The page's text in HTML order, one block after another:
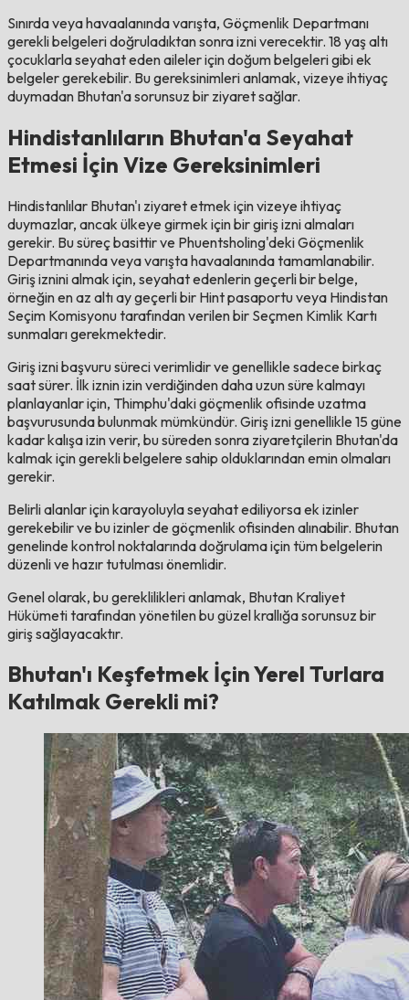
Sınırda veya havaalanında varışta, Göçmenlik Departmanı
gerekli belgeleri doğruladıktan sonra izni verecektir. 18 yaş altı
çocuklarla seyahat eden aileler için doğum belgeleri gibi ek
belgeler gerekebilir. Bu gereksinimleri anlamak, vizeye ihtiyaç
duymadan Bhutan'a sorunsuz bir ziyaret sağlar.
Hindistanlıların Bhutan'a Seyahat
Etmesi İçin Vize Gereksinimleri
Hindistanlılar Bhutan'ı ziyaret etmek için vizeye ihtiyaç
duymazlar, ancak ülkeye girmek için bir giriş izni almaları
gerekir. Bu süreç basittir ve Phuentsholing'deki Göçmenlik
Departmanında veya varışta havaalanında tamamlanabilir.
Giriş iznini almak için, seyahat edenlerin geçerli bir belge,
örneğin en az altı ay geçerli bir Hint pasaportu veya Hindistan
Seçim Komisyonu tarafından verilen bir Seçmen Kimlik Kartı
sunmaları gerekmektedir.
Giriş izni başvuru süreci verimlidir ve genellikle sadece birkaç
saat sürer. İlk iznin izin verdiğinden daha uzun süre kalmayı
planlayanlar için, Thimphu'daki göçmenlik ofisinde uzatma
başvurusunda bulunmak mümkündür. Giriş izni genellikle 15 güne
kadar kalışa izin verir, bu süreden sonra ziyaretçilerin Bhutan'da
kalmak için gerekli belgelere sahip olduklarından emin olmaları
gerekir.
Belirli alanlar için karayoluyla seyahat ediliyorsa ek izinler
gerekebilir ve bu izinler de göçmenlik ofisinden alınabilir. Bhutan
genelinde kontrol noktalarında doğrulama için tüm belgelerin
düzenli ve hazır tutulması önemlidir.
Genel olarak, bu gereklilikleri anlamak, Bhutan Kraliyet
Hükümeti tarafından yönetilen bu güzel krallığa sorunsuz bir
giriş sağlayacaktır.
Bhutan'ı Keşfetmek İçin Yerel Turlara
Katılmak Gerekli mi?